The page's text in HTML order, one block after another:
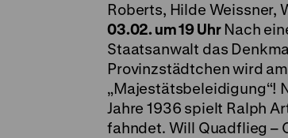
Roberts, Hilde Weissner,
03.02. um 19 UhrNach
Staatsanwalt das
Provinzstädtchen wird
„Majestätsbeleidigung“!
Jahre 1936 spielt Ralph
fahndet. Will Quadflieg –